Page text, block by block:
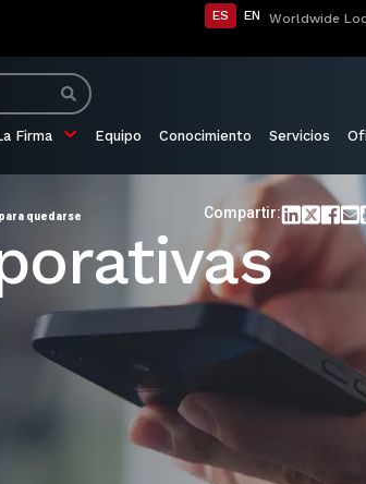
ES EN Worldwide
Firma Equipo Conocimiento Servicios
quedarse Compartir: